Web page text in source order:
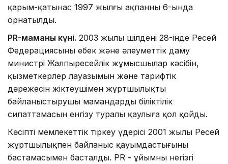
қарым-қатынас 1997 жылғы ақпанның 6-ында
орнатылды.
PR-маманы күні. 2003 жылы шілденің 28-інде Ресей
Федерациясының еңбек және әлеуметтік даму
министрі Жалпыресейлік жұмысшылар кәсібін,
қызметкерлер лауазымын және тарифтік
дәрежесін жіктеушімен жұртшылықты
байланыстырушы мамандардың біліктілік
сипаттамасын енгізу туралы қаулыға қол қойды.
Кәсіпті мемлекеттік тіркеу үдерісі 2001 жылы Ресей
жұртшылықпен байланыс қауымдастығының
бастамасымен басталды. PR - ұйымның негізгі